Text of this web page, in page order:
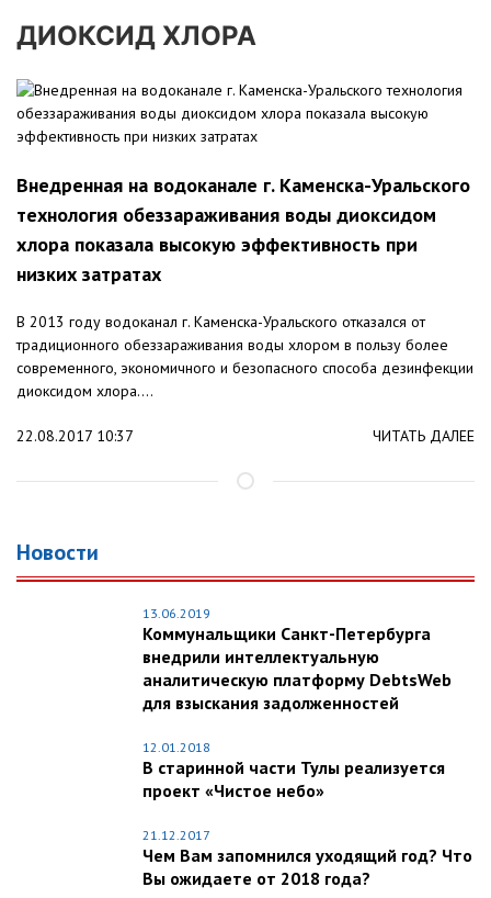
ДИОКСИД ХЛОРА
Внедренная на водоканале г. Каменска-Уральского
технология обеззараживания воды диоксидом
хлора показала высокую эффективность при
низких затратах
В 2013 году водоканал г. Каменска-Уральского отказался от
традиционного обеззараживания воды хлором в пользу более
современного, экономичного и безопасного способа дезинфекции
диоксидом хлора....
22.08.2017 10:37 ЧИТАТЬ ДАЛЕЕ
Новости
13.06.2019
Коммунальщики Санкт-Петербурга
внедрили интеллектуальную
аналитическую платформу DebtsWeb
для взыскания задолженностей
12.01.2018
В старинной части Тулы реализуется
проект «Чистое небо»
21.12.2017
Чем Вам запомнился уходящий год? Что
Вы ожидаете от 2018 года?